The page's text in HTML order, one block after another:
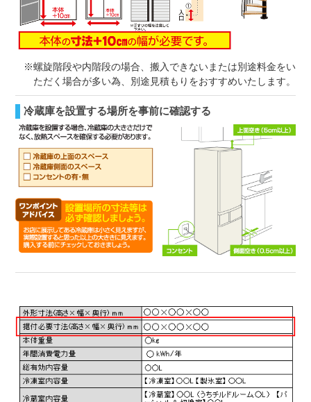
※螺旋階段や内階段の場合、搬入できないまたは別途料金をい
ただく場合が多い為、別途見積もりをおすすめいたします。
冷蔵庫を設置する場所を事前に確認する